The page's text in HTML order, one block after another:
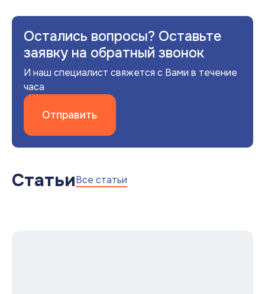
Остались вопросы? Оставьте
заявку на обратный звонок
И наш специалист свяжется с Вами в течение
часа
Отправить
СтатьиВсе статьи